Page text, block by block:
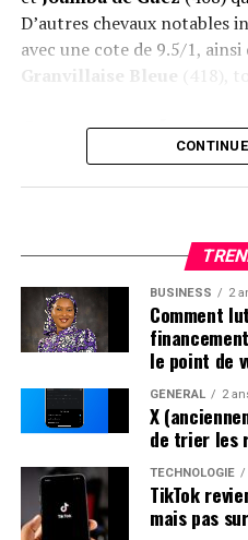
D’autres chevaux notables
avec une cote de 9.5/1, ainsi
Granvillaise Bleue
(418),
Opportunités de
Services Proposés
Partagez vos
suivez et recevez des
leur course.
Consultez les
courses pour toutes
Préparez vos mises
les performances
BUSINESS 2
Comment
le point de
GÉNÉRAL 2
X
de trier les
TECHNOLOGIE
TikTok
mais pas